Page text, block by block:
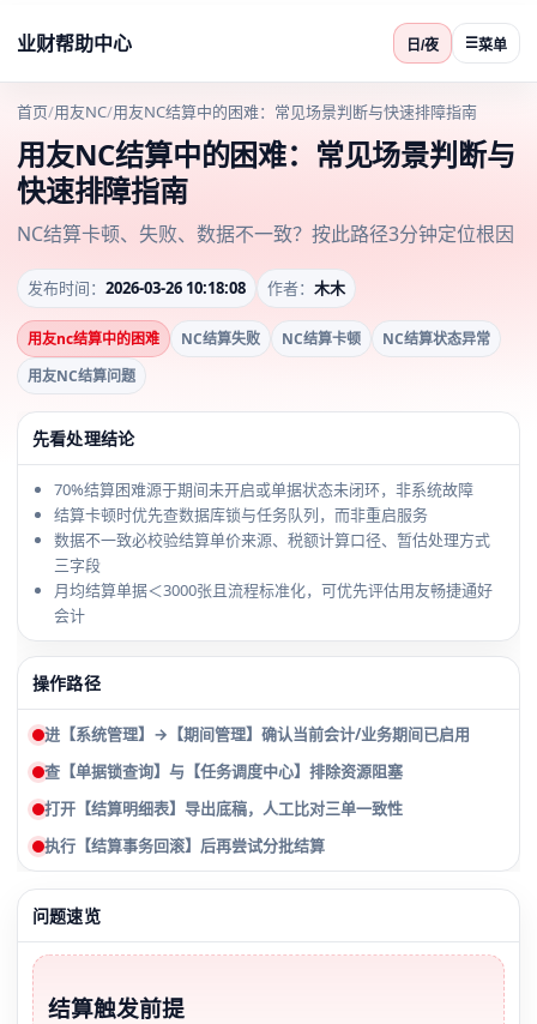
业财帮助中心 日/夜 ☰菜单
首页/用友NC/用友NC结算中的困难：常见场景判断与快速排障指南
用友NC结算中的困难：常见场景判断与
快速排障指南
NC结算卡顿、失败、数据不一致？按此路径3分钟定位根因
发布时间： 2026-03-26 10:18:08 作者： 木木
用友nc结算中的困难 NC结算失败 NC结算卡顿
NC结算状态异常
用友NC结算问题
先看处理结论
70%结算困难源于期间未开启或单据状态未闭环，非系统故障
结算卡顿时优先查数据库锁与任务队列，而非重启服务
数据不一致必校验结算单价来源、税额计算口径、暂估处理方式
三字段
月均结算单据＜3000张且流程标准化，可优先评估用友畅捷通好
会计
操作路径
进【系统管理】→【期间管理】确认当前会计/业务期间已启用
查【单据锁查询】与【任务调度中心】排除资源阻塞
打开【结算明细表】导出底稿，人工比对三单一致性
执行【结算事务回滚】后再尝试分批结算
问题速览
结算触发前提